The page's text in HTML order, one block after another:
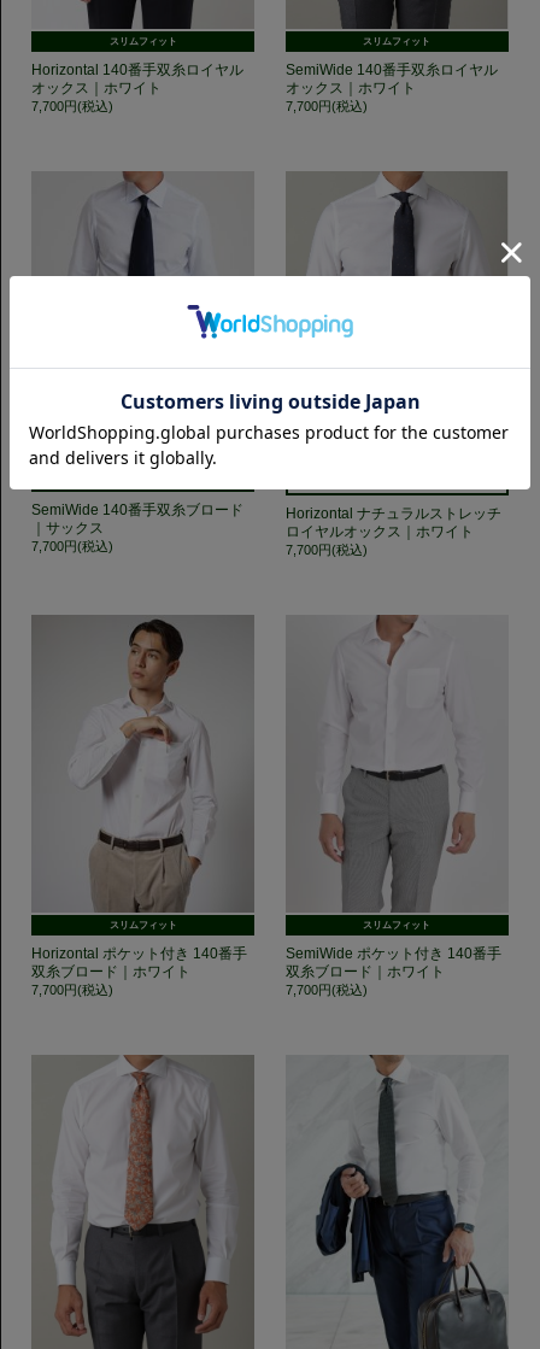
スリムフィット
Horizontal 140番手双糸ロイヤル
オックス｜ホワイト
7,700円(税込)
スリムフィット
SemiWide 140番手双糸ロイヤル
オックス｜ホワイト
7,700円(税込)
SemiWide 140番手双糸ブロード
｜サックス
7,700円(税込)
Horizontal ナチュラルストレッチ
ロイヤルオックス｜ホワイト
7,700円(税込)
スリムフィット
Horizontal ポケット付き 140番手
双糸ブロード｜ホワイト
7,700円(税込)
スリムフィット
SemiWide ポケット付き 140番手
双糸ブロード｜ホワイト
7,700円(税込)